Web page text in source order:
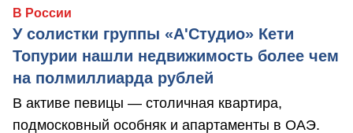
В России
У солистки группы «А'Студио» Кети
Топурии нашли недвижимость более чем
на полмиллиарда рублей
В активе певицы — столичная квартира,
подмосковный особняк и апартаменты в ОАЭ.